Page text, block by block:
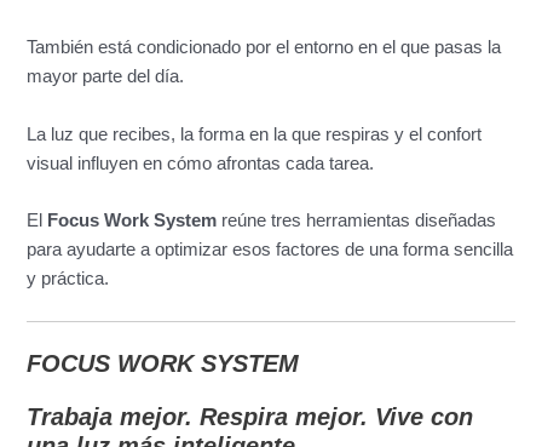
También está condicionado por el entorno en el que pasas la
mayor parte del día.
La luz que recibes, la forma en la que respiras y el confort
visual influyen en cómo afrontas cada tarea.
El Focus Work System reúne tres herramientas diseñadas
para ayudarte a optimizar esos factores de una forma sencilla
y práctica.
FOCUS WORK SYSTEM
Trabaja mejor. Respira mejor. Vive con